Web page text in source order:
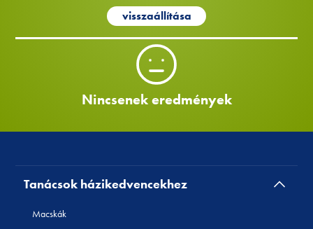
visszaállítása
Nincsenek eredmények
Tanácsok házikedvencekhez
Macskák